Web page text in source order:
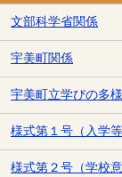
文部科学省関係
宇美町関係
宇美町立学びの多
様式第１号（入学等
様式第２号（学校意